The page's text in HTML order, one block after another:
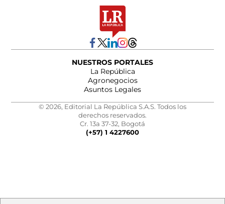
NUESTROS PORTALES
La República
Agronegocios
Asuntos Legales
© 2026, Editorial La República S.A.S. Todos los
derechos reservados.
Cr. 13a 37-32, Bogotá
(+57) 1 4227600